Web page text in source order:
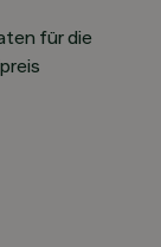
für die